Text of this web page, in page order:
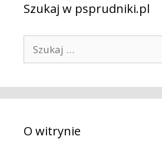
Szukaj w psprudniki.pl
k
a
:O witrynie